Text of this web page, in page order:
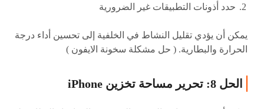
حدد أذونات التطبيقات غير الضرورية
يمكن أن يؤدي تقليل النشاط في الخلفية إلى تحسين أداء درجة
الحرارة والبطارية. ( حل مشكلة سخونة الايفون )
الحل 8: تحرير مساحة تخزين iPhone